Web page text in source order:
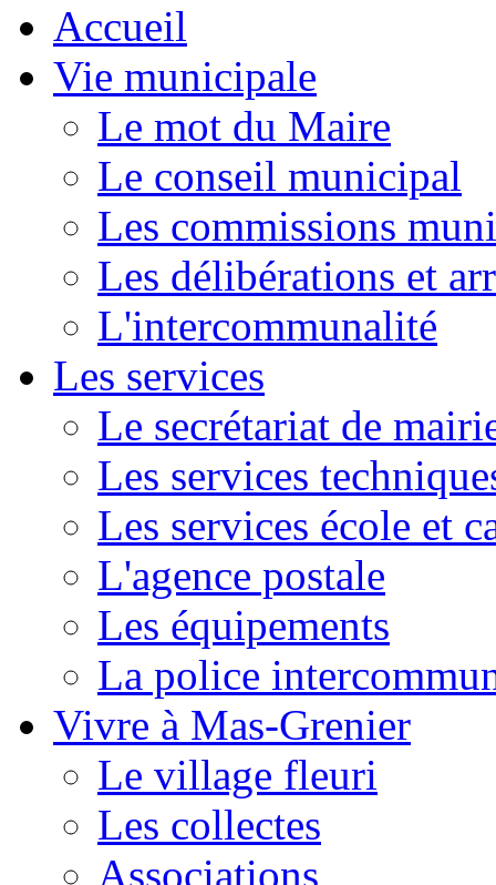
Accueil
Vie municipale
Le mot du Maire
Le conseil municipal
Les commissions
Les délibérations et
L'intercommunalité
Les services
Le secrétariat de
Les services
Les services école et
L'agence postale
Les équipements
La police
Vivre à Mas-Grenier
Le village fleuri
Les collectes
Associations